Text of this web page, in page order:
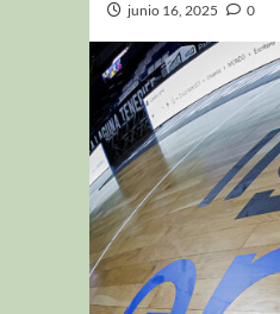
junio 16, 2025 0